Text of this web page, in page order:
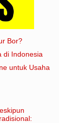
Bor?
di Indonesia
untuk Usaha